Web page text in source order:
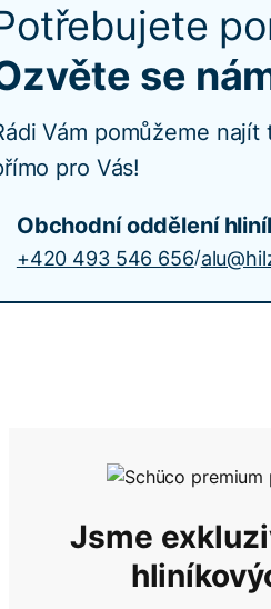
se
Vám pomůžeme
pro Vás!
Obchodní oddělení
+420 493 546 656/
Jsme